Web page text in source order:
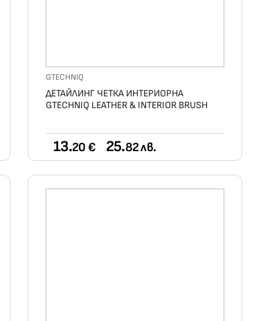
GTECHNIQ
ДЕТАЙЛИНГ ЧЕТКА ИНТЕРИОРНА
GTECHNIQ LEATHER & INTERIOR BRUSH
13.20 € 25.82 лв.